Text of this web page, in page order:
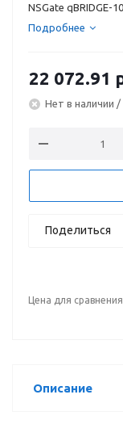
NSGate qBRIDGE-
Подробнее
22 072.91
Нет в наличии /
Поделиться
Цена для
Описание